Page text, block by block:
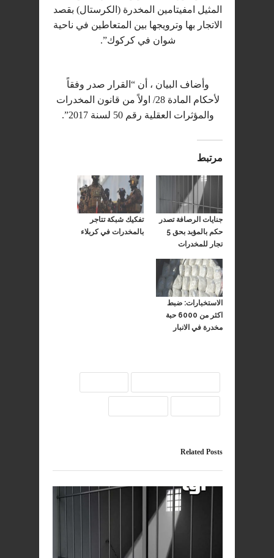
المثيل امفيتامين المخدرة (الكرستال) بقصد
الاتجار بها وترويجها بين المتعاطين في ناحية
شوان في كركوك”.
وأضاف البيان ، أن “القرار صدر وفقاً
لأحكام المادة 28/ اولاً من قانون المخدرات
والمؤثرات العقلية رقم 50 لسنة 2017”.
مرتبط
جنايات الرصافة تصدر
حكم بالمؤبد بحق 5
تجار للمخدرات
تفكيك شبكة تتاجر
بالمخدرات في كربلاء
الاستخبارات: ضبط
اكثر من 6000 حبة
مخدرة في الانبار
Related Posts